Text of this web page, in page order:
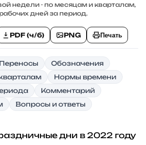
недели - по месяцам и кварталам,
дней за период.
PDF (ч/б) PNG Печать
Переносы
Обозначения
Нормы времени
Комментарий
Вопросы и ответы
дни в 2022 году